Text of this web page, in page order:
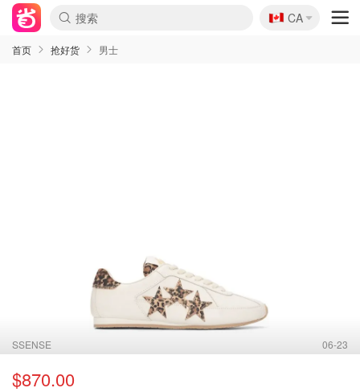
🇨🇦
CA
首页 抢好货 男士
SSENSE 06-23
$870.00